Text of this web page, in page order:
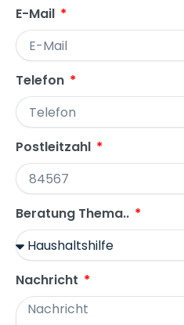
E-Mail
Telefon
Postleitzahl
Beratung Thema..
Nachricht